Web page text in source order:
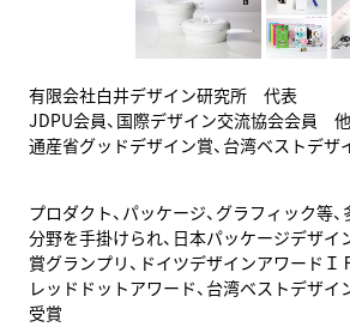
有限会社白井デザイン研究所 代表
JDPU会員、国際デザイン交流協会会員 他
通産省グッドデザイン賞、台湾ベストデ
プロダクト、パッケージ、グラフィック等
分野を手掛けられ、日本パッケージデザイ
賞グランプリ、ドイツデザインアワードＩ
レッドドットアワード、台湾ベストデザイ
受賞